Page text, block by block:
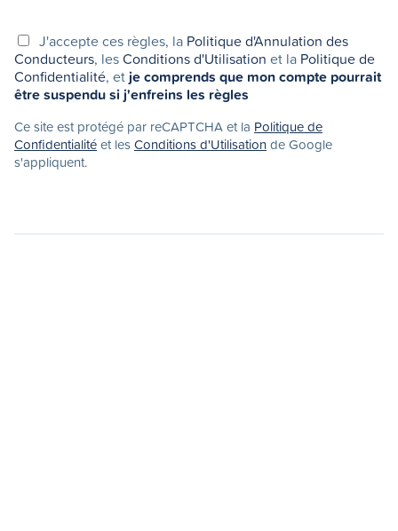
J'accepte ces règles, la Politique d'Annulation des
Conducteurs, lesConditions d'Utilisation et la Politique de
Confidentialité, etje comprends que mon compte pourrait
être suspendu si j'enfreins les règles
Ce site est protégé par reCAPTCHA et la Politique de
Confidentialitéet lesConditions d'Utilisationde Google
s'appliquent.